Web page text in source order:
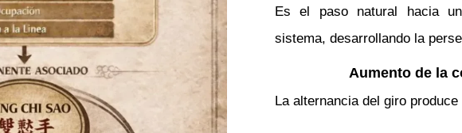
Es el paso natural hacia
sistema, desarrollando la
Aumento de la
La alternancia del giro